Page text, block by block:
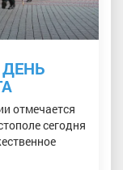
отмечается
сегодня